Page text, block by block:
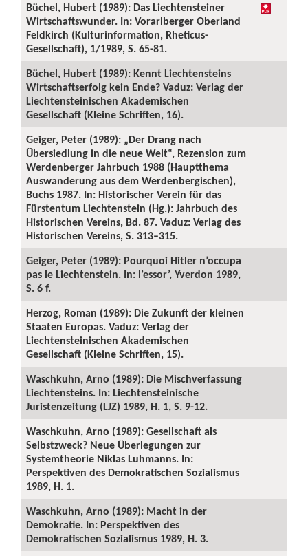
Büchel, Hubert (1989): Das Liechtensteiner
Wirtschaftswunder. In: Vorarlberger Oberland
Feldkirch (Kulturinformation, Rheticus-
Gesellschaft), 1/1989, S. 65-81.
Büchel, Hubert (1989): Kennt Liechtensteins
Wirtschaftserfolg kein Ende? Vaduz: Verlag der
Liechtensteinischen Akademischen
Gesellschaft (Kleine Schriften, 16).
Geiger, Peter (1989): „Der Drang nach
Übersiedlung in die neue Welt“, Rezension zum
Werdenberger Jahrbuch 1988 (Hauptthema
Auswanderung aus dem Werdenbergischen),
Buchs 1987. In: Historischer Verein für das
Fürstentum Liechtenstein (Hg.): Jahrbuch des
Historischen Vereins, Bd. 87. Vaduz: Verlag des
Historischen Vereins, S. 313–315.
Geiger, Peter (1989): Pourquoi Hitler n’occupa
pas le Liechtenstein. In: l’essor’, Yverdon 1989,
S. 6 f.
Herzog, Roman (1989): Die Zukunft der kleinen
Staaten Europas. Vaduz: Verlag der
Liechtensteinischen Akademischen
Gesellschaft (Kleine Schriften, 15).
Waschkuhn, Arno (1989): Die Mischverfassung
Liechtensteins. In: Liechtensteinische
Juristenzeitung (LJZ) 1989, H. 1, S. 9-12.
Waschkuhn, Arno (1989): Gesellschaft als
Selbstzweck? Neue Überlegungen zur
Systemtheorie Niklas Luhmanns. In:
Perspektiven des Demokratischen Sozialismus
1989, H. 1.
Waschkuhn, Arno (1989): Macht in der
Demokratie. In: Perspektiven des
Demokratischen Sozialismus 1989, H. 3.